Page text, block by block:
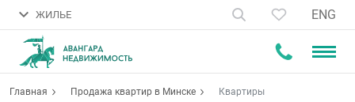
ЖИЛЬЕ ENG
Главная Продажа квартир в Минске Квартиры